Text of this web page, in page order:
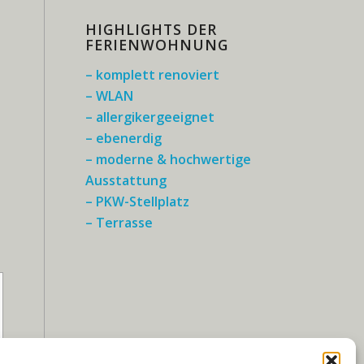
HIGHLIGHTS DER
FERIENWOHNUNG
– komplett renoviert
– WLAN
– allergikergeeignet
– ebenerdig
– moderne & hochwertige
Ausstattung
– PKW-Stellplatz
– Terrasse